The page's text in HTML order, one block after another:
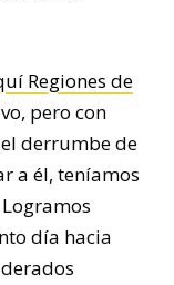
Regiones de
pero con
derrumbe de
a él, teníamos
día hacia